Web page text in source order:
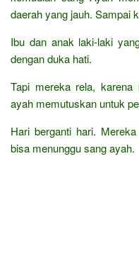
daerah yang jauh. Sampai
Ibu dan anak laki-laki
dengan duka hati.
Tapi mereka rela,
ayah memutuskan untuk
Hari berganti hari.
bisa menunggu sang ayah.